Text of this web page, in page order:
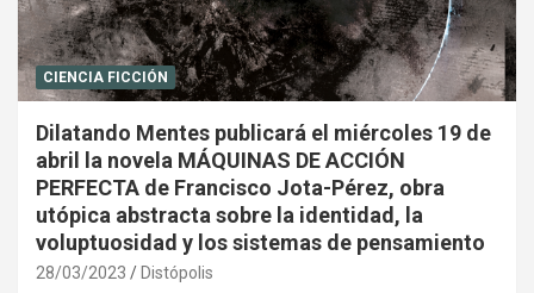
CIENCIA FICCIÓN
Dilatando Mentes publicará el miércoles 19 de
abril la novela MÁQUINAS DE ACCIÓN
PERFECTA de Francisco Jota-Pérez, obra
utópica abstracta sobre la identidad, la
voluptuosidad y los sistemas de pensamiento
28/03/2023 Distópolis